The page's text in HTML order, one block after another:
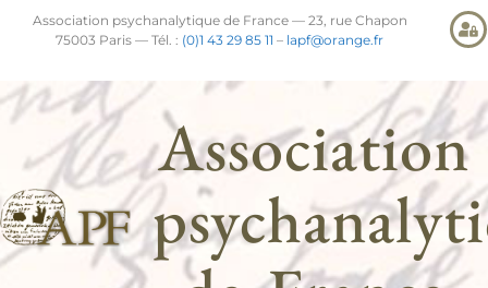
Association psychanalytique de France — 23, rue Chapon
75003 Paris — Tél. : (0)1 43 29 85 11 – lapf@orange.fr
Association